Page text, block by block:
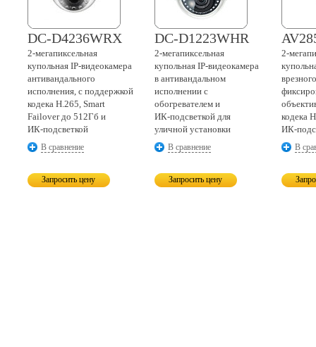
DC-D4236WRX
2-мегапиксельная
купольная IP-видеокамера
антивандального
исполнения, с поддержкой
кодека H.265, Smart
Failover до 512Гб и
ИК-подсветкой
В сравнение
Запросить цену
DC-D1223WHR
2-мегапиксельная
купольная IP-видеокамера
в антивандальном
исполнении с
обогревателем и
ИК-подсветкой для
уличной установки
В сравнение
Запросить цену
2-
кодека
ИК-
В